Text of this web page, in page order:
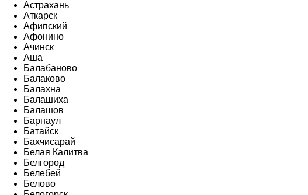
Астрахань
Аткарск
Афипский
Афонино
Ачинск
Аша
Балабаново
Балаково
Балахна
Балашиха
Балашов
Барнаул
Батайск
Бахчисарай
Белая Калитва
Белгород
Белебей
Белово